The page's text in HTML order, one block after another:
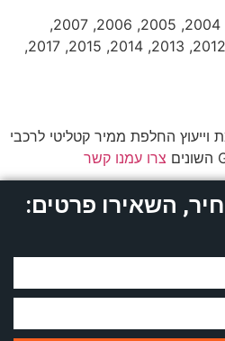
2000, 2001, 2002, 2003, 2004, 2005, 2006, 2007,
2008, 2009, 2010, 2011, 2012, 2013, 2014, 2015, 2017,
החלפת ממיר קטליטי לרכבי
צרו עמנו קשר
השאירו פרטים: